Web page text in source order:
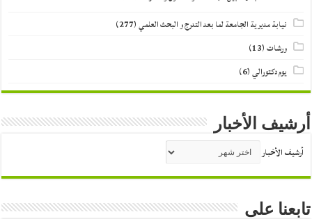
نيابة مديرية الجامعة لما بعد التدرج و البحث العلمي(277)
ورشات(13)
يوم دكتورالي(6)
أرشيف الأخبار
أرشيف الأخبار
تابعنا على